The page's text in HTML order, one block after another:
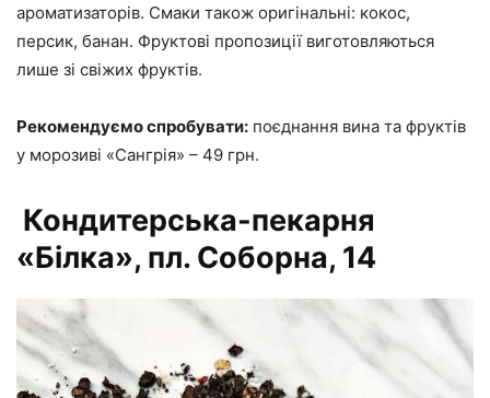
ароматизаторів. Смаки також оригінальні: кокос,
персик, банан. Фруктові пропозиції виготовляються
лише зі свіжих фруктів.
Рекомендуємо спробувати: поєднання вина та фруктів
у морозиві «Сангрія» – 49 грн.
Кондитерська-пекарня
«Білка», пл. Соборна, 14